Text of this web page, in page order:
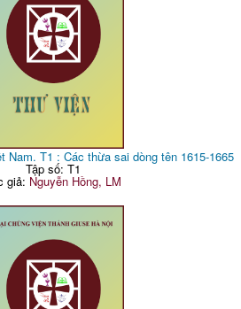
Nam. T1 : Các thừa sai dòng tên 1615-1665
Tập số: T1
giả: Nguyễn Hồng, LM